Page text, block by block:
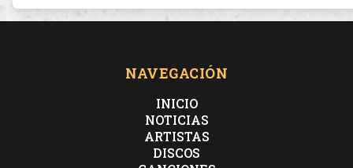
NAVEGACIÓN
INICIO
NOTICIAS
ARTISTAS
DISCOS